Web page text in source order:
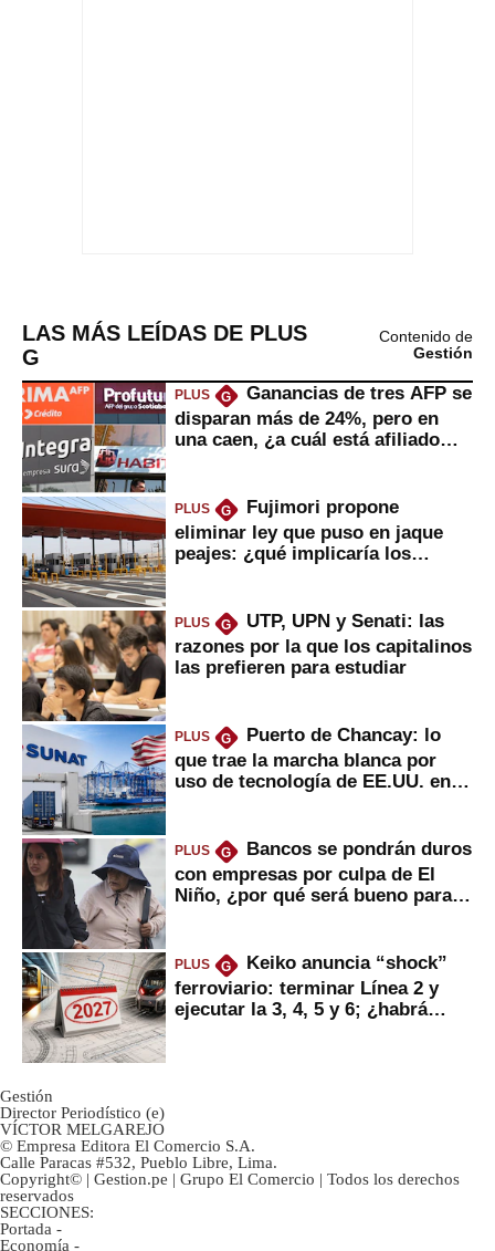
LAS MÁS LEÍDAS DE PLUS
G
Contenido de
Gestión
PLUS G
Ganancias de tres AFP se
disparan más de 24%, pero en
una caen, ¿a cuál está afiliado
PLUS G
Fujimori propone
eliminar ley que puso en jaque
peajes: ¿qué implicaría los
PLUS G
UTP, UPN y Senati: las
razones por la que los capitalinos
las prefieren para estudiar
PLUS G
Puerto de Chancay: lo
que trae la marcha blanca por
uso de tecnología de EE.UU. en
PLUS G
Bancos se pondrán duros
con empresas por culpa de El
Niño, ¿por qué será bueno para
PLUS G
Keiko anuncia “shock”
ferroviario: terminar Línea 2 y
ejecutar la 3, 4, 5 y 6; ¿habrá
Gestión
Director Periodístico (e)
VÍCTOR MELGAREJO
© Empresa Editora El Comercio S.A.
Calle Paracas #532, Pueblo Libre, Lima.
Copyright© | Gestion.pe | Grupo El Comercio | Todos los derechos
reservados
SECCIONES:
Portada -
Economía -